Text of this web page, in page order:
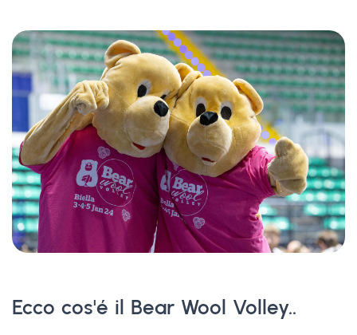
Ecco cos'é il Bear Wool Volley..